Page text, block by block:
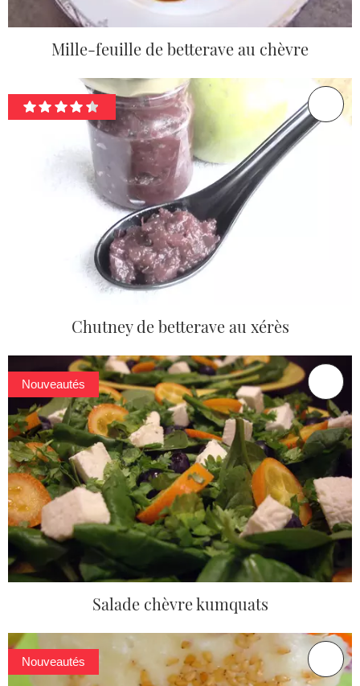
Mille-feuille de betterave au chèvre
Chutney de betterave au xérès
Nouveautés
Salade chèvre kumquats
Nouveautés